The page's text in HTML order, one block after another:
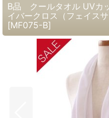
B品 クールタオル UVカ
イバークロス（フェイス
[MF075-B]